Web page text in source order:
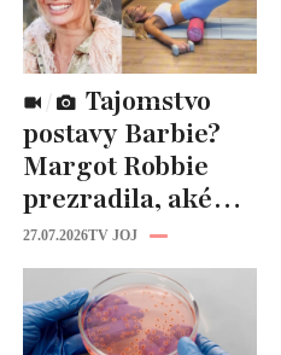
postavy Barbie?
Margot Robbie
prezradila, aké
cviky jej pomohli
spevniť celé telo
27.07.2026TV JOJ